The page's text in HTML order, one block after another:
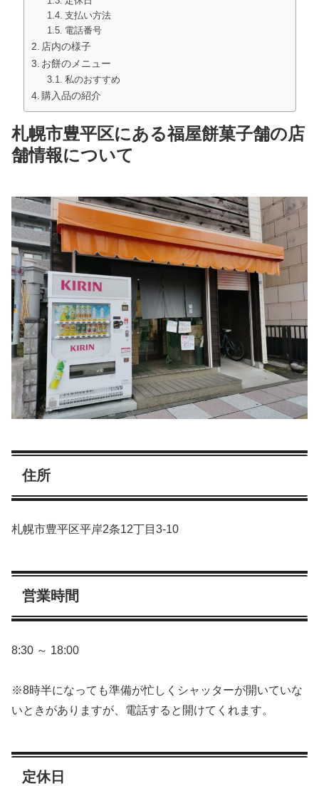
支払い方法
電話番号
店内の様子
お餅のメニュー
私のおすすめ
購入品の紹介
札幌市豊平区にある福屋餅菓子舗の店
舗情報について
住所
札幌市豊平区平岸2条12丁目3-10
営業時間
8:30 ～ 18:00
※8時半になっても準備が忙しくシャッターが開いていな
いときがありますが、電話すると開けてくれます。
定休日